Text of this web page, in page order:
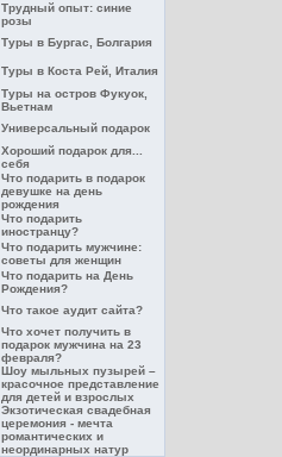
Трудный опыт: синие
розы
Туры в Бургас, Болгария
Туры в Коста Рей, Италия
Туры на остров Фукуок,
Вьетнам
Универсальный подарок
Хороший подарок для...
себя
Что подарить в подарок
девушке на день
рождения
Что подарить
иностранцу?
Что подарить мужчине:
советы для женщин
Что подарить на День
Рождения?
Что такое аудит сайта?
Что хочет получить в
подарок мужчина на 23
февраля?
Шоу мыльных пузырей –
красочное представление
для детей и взрослых
Экзотическая свадебная
церемония - мечта
романтических и
неординарных натур